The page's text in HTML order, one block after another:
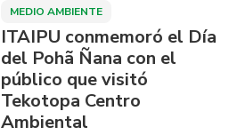
MEDIO AMBIENTE
ITAIPU conmemoró el Día
del Pohã Ñana con el
público que visitó
Tekotopa Centro
Ambiental